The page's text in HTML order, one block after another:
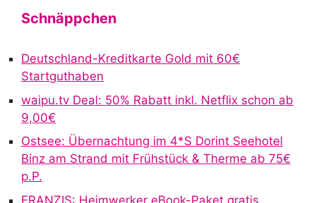
Schnäppchen
Deutschland-Kreditkarte Gold mit 60€
Startguthaben
waipu.tv Deal: 50% Rabatt inkl. Netflix schon ab
9,00€
Ostsee: Übernachtung im 4*S Dorint Seehotel
Binz am Strand mit Frühstück & Therme ab 75€
p.P.
FRANZIS: Heimwerker eBook-Paket gratis